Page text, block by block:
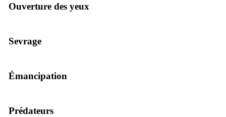
Ouverture des yeux
Sevrage
Émancipation
Prédateurs